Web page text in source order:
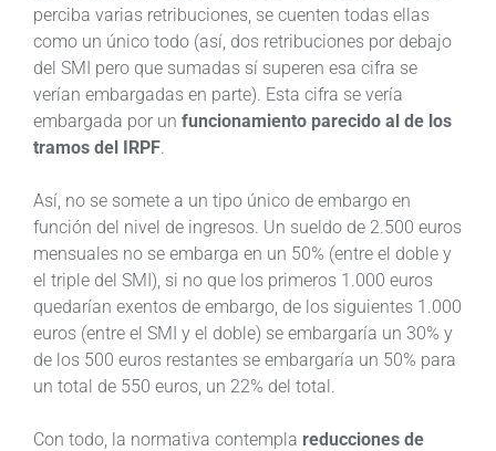
perciba varias retribuciones, se cuenten todas ellas
como un único todo (así, dos retribuciones por debajo
del SMI pero que sumadas sí superen esa cifra se
verían embargadas en parte). Esta cifra se vería
embargada por un funcionamiento parecido al de los
tramos del IRPF.
Así, no se somete a un tipo único de embargo en
función del nivel de ingresos. Un sueldo de 2.500 euros
mensuales no se embarga en un 50% (entre el doble y
el triple del SMI), si no que los primeros 1.000 euros
quedarían exentos de embargo, de los siguientes 1.000
euros (entre el SMI y el doble) se embargaría un 30% y
de los 500 euros restantes se embargaría un 50% para
un total de 550 euros, un 22% del total.
Con todo, la normativa contempla reducciones de